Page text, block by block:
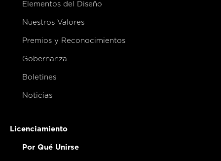
Elementos del Diseño
Nuestros Valores
Premios y Reconocimientos
Gobernanza
Boletines
Noticias
Licenciamiento
Por Qué Unirse